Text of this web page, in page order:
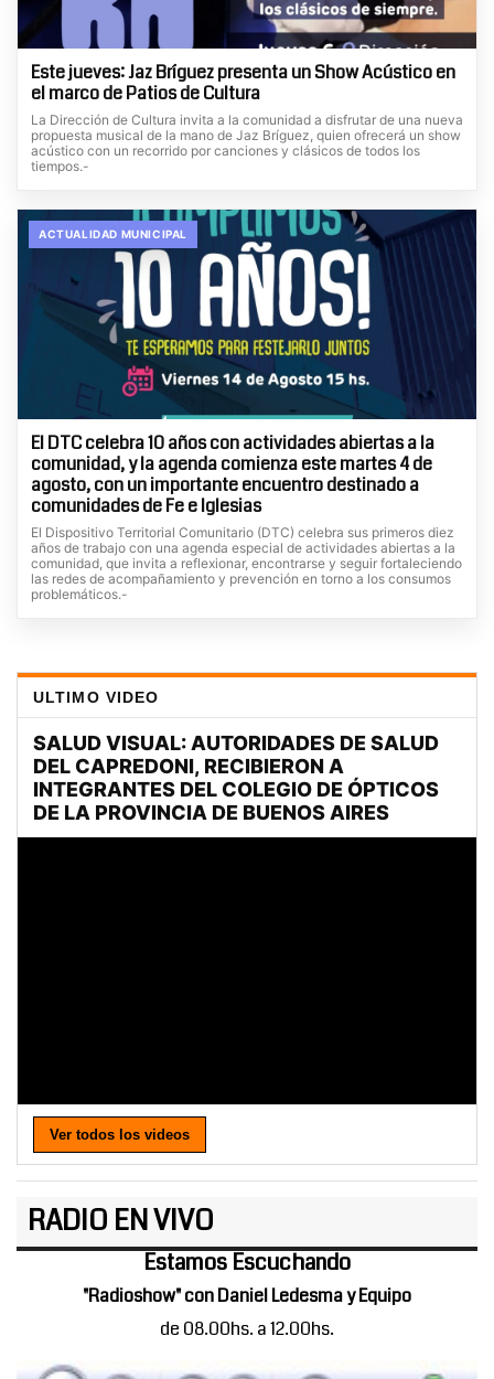
Este jueves: Jaz Bríguez presenta un Show Acústico en
el marco de Patios de Cultura
La Dirección de Cultura invita a la comunidad a disfrutar de una nueva
propuesta musical de la mano de Jaz Bríguez, quien ofrecerá un show
acústico con un recorrido por canciones y clásicos de todos los
tiempos.-
ACTUALIDAD MUNICIPAL
El DTC celebra 10 años con actividades abiertas a la
comunidad, y la agenda comienza este martes 4 de
agosto, con un importante encuentro destinado a
comunidades de Fe e Iglesias
El Dispositivo Territorial Comunitario (DTC) celebra sus primeros diez
años de trabajo con una agenda especial de actividades abiertas a la
comunidad, que invita a reflexionar, encontrarse y seguir fortaleciendo
las redes de acompañamiento y prevención en torno a los consumos
problemáticos.-
ULTIMO VIDEO
Ver todos los videos
RADIO EN VIVO
Estamos Escuchando
"Radioshow" con Daniel Ledesma y Equipo
de 08.00hs. a 12.00hs.